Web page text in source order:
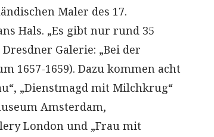
Maler des 17.
Hals. „Es gibt nur rund 35
Galerie: „Bei der
1657-1659). Dazu kommen acht
„Dienstmagd mit Milchkrug“
Amsterdam,
London und „Frau mit